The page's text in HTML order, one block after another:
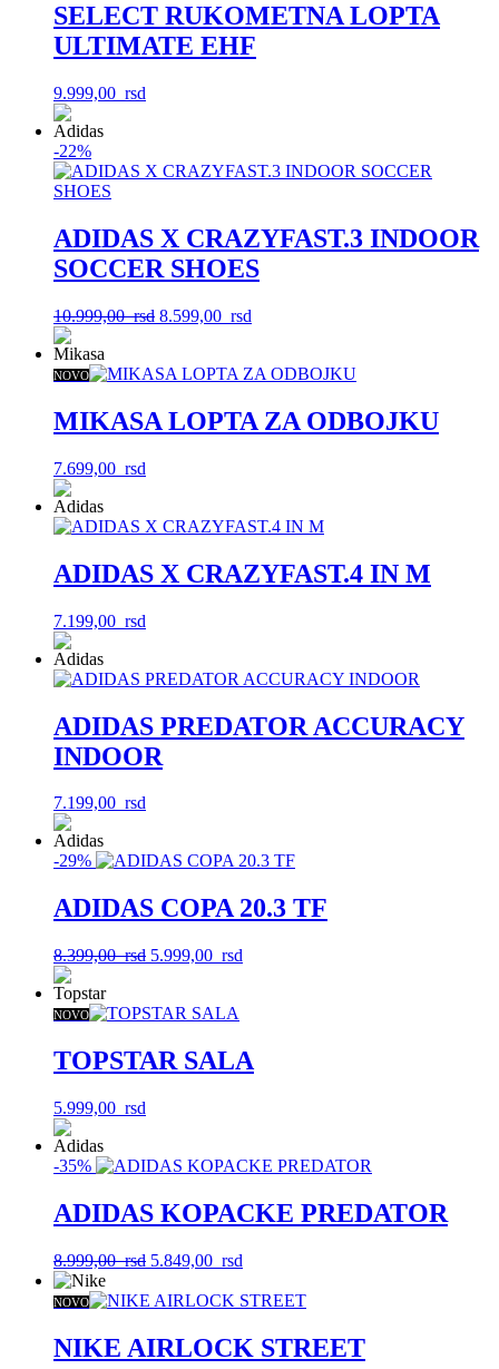
SELECT RUKOMETNA LOPTA
ULTIMATE EHF
9.999,00 rsd
-22%
ADIDAS X CRAZYFAST.3 INDOOR
SOCCER SHOES
10.999,00rsd Originalna
bila:
rsd.
8.599,00 rsd
8.599,00
NOVO
MIKASA LOPTA ZA ODBOJKU
7.699,00 rsd
ADIDAS X CRAZYFAST.4 IN M
7.199,00 rsd
ADIDAS PREDATOR ACCURACY
INDOOR
7.199,00 rsd
-29%
ADIDAS COPA 20.3 TF
8.399,00rsd Originalna
bila:
rsd.
5.999,00 rsd
NOVO
TOPSTAR SALA
5.999,00 rsd
-35%
ADIDAS KOPACKE PREDATOR
8.999,00rsd Originalna
je
8.999,00
rsd.
5.849,00 rsd
je:
rsd.
NOVO
NIKE AIRLOCK STREET